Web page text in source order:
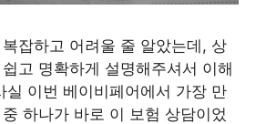
잡하고 어려울 줄 알았는데, 상
고 명확하게 설명해주셔서 이해
실 이번 베이비페어에서 가장 만
하나가 바로 이 보험 상담이었